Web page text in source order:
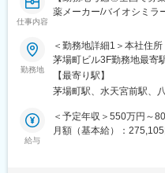
【このポジションの魅力
入社後は経験を積みなが
メント職へのキャリアア
◇成長フェーズだからこ
クオールグループ傘下と
今後の事業拡大に伴い、
れています。
仕事内容
薬メーカー/バイオシミラ
バイオ医薬品を開発・製
人である当社にて、MRを
■業務内容：
・MR職務の担当エリアに
シェアの拡大を目指す
・販売目標を達成させる
勤務地
＜勤務地詳細1＞本社住
茅場町ビル3F勤務地最寄
町駅受動喫煙対策：敷地
住所：全国 受動喫煙対策
【最寄り駅】
茅場町駅、水天宮前駅、
給与
＜予定年収＞550万円～
月額（基本給）：